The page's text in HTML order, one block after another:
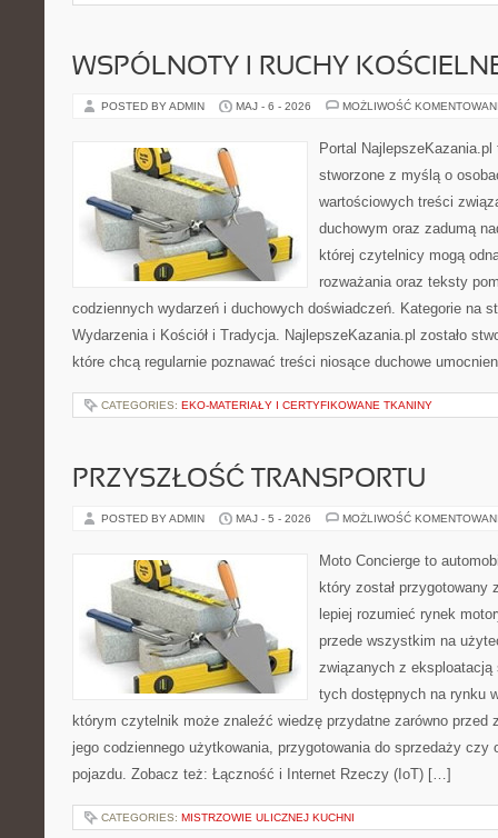
WSPÓLNOTY I RUCHY
POSTED BY ADMIN MAJ - 6 - 2026 MOŻLIWOŚĆ
Portal
stworzone z myślą o
wartościowych treści
duchowym oraz zadumą
której czytelnicy mogą
rozważania oraz teksty
codziennych wydarzeń i duchowych doświadczeń. Kategorie na
Wydarzenia i Kościół i Tradycja. NajlepszeKazania.pl zostało
które chcą regularnie poznawać treści niosące duchowe
CATEGORIES: EKO-MATERIAŁY I CERTYFIKOWANE TKANINY
PRZYSZŁOŚĆ TRANSPORTU
POSTED BY ADMIN MAJ - 5 - 2026 MOŻLIWOŚĆ
Moto Concierge to
który został
lepiej rozumieć rynek
przede wszystkim na
związanych z eksploatacją
tych dostępnych na rynku
którym czytelnik może znaleźć wiedzę przydatne zarówno przed
jego codziennego użytkowania, przygotowania do sprzedaży czy
pojazdu. Zobacz też: Łączność i Internet Rzeczy (IoT) […]
CATEGORIES: MISTRZOWIE ULICZNEJ KUCHNI